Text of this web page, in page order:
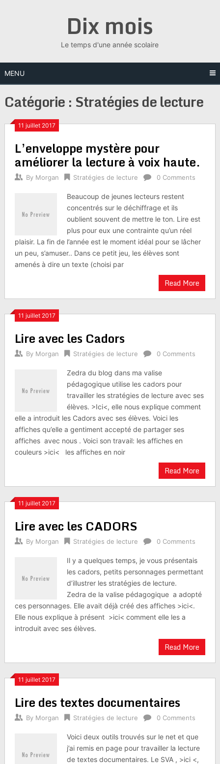
Dix mois
Le temps d'une année scolaire
MENU
Catégorie : Stratégies de lecture
11 juillet 2017
L’enveloppe mystère pour
améliorer la lecture à voix haute.
By Morgan Stratégies de lecture 0 Comments
Beaucoup de jeunes lecteurs restent
concentrés sur le déchiffrage et ils
oublient souvent de mettre le ton. Lire est
plus pour eux une contrainte qu’un réel
plaisir. La fin de l’année est le moment idéal pour se lâcher
un peu, s’amuser.. Dans ce petit jeu, les élèves sont
amenés à dire un texte (choisi par
Read More
11 juillet 2017
Lire avec les Cadors
By Morgan Stratégies de lecture 0 Comments
Zedra du blog dans ma valise
pédagogique utilise les cadors pour
travailler les stratégies de lecture avec ses
élèves. >Ici<, elle nous explique comment
elle a introduit les Cadors avec ses élèves. Voici les
affiches qu’elle a gentiment accepté de partager ses
affiches avec nous . Voici son travail: les affiches en
couleurs >ici< les affiches en noir
Read More
11 juillet 2017
Lire avec les CADORS
By Morgan Stratégies de lecture 0 Comments
Il y a quelques temps, je vous présentais
les cadors, petits personnages permettant
d’illustrer les stratégies de lecture.
Zedra de la valise pédagogique a adopté
ces personnages. Elle avait déjà créé des affiches >ici<.
Elle nous explique à présent >ici< comment elle les a
introduit avec ses élèves.
Read More
11 juillet 2017
Lire des textes documentaires
By Morgan Stratégies de lecture 0 Comments
Voici deux outils trouvés sur le net et que
j’ai remis en page pour travailler la lecture
de textes documentaires. Le SVA , >ici <,